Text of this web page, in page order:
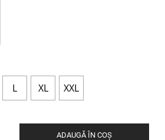
L XL XXL
ADAUGĂ ÎN COȘ